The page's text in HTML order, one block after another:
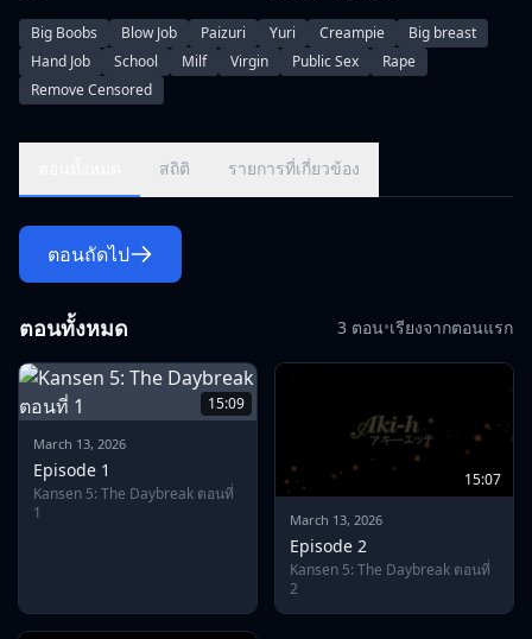
Big Boobs Blow Job Paizuri Yuri Creampie
Big breast
Hand Job
School Milf Virgin Public Sex
Rape
Remove Censored
สถิติ รายการที่เกี่ยวข้อง
ตอนถัดไป
ตอนทั้งหมด 3 ตอน•เรียงจากตอนแรก
15:09
March 13, 2026
Episode 1
Kansen 5: The Daybreak ตอนที่
1
15:07
March 13, 2026
Episode 2
Kansen 5: The Daybreak ตอนที่
2